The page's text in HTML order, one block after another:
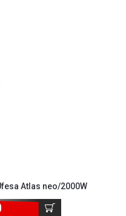
Atlas neo/2000W